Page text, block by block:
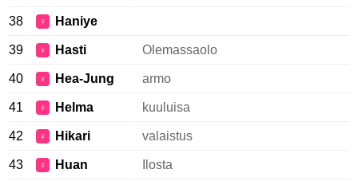
38 ♀ Haniye
39 ♀ Hasti Olemassaolo
40 ♀ Hea-Jung armo
41 ♀ Helma kuuluisa
42 ♀ Hikari valaistus
43 ♀ Huan Ilosta